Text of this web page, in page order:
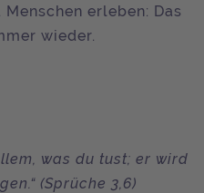
erleben: Das
wieder.
was du tust; er wird
(Sprüche 3,6)